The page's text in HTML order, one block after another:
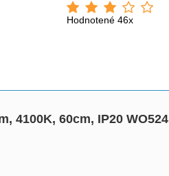
Hodnotené 46x
4100K, 60cm, IP20 WO524